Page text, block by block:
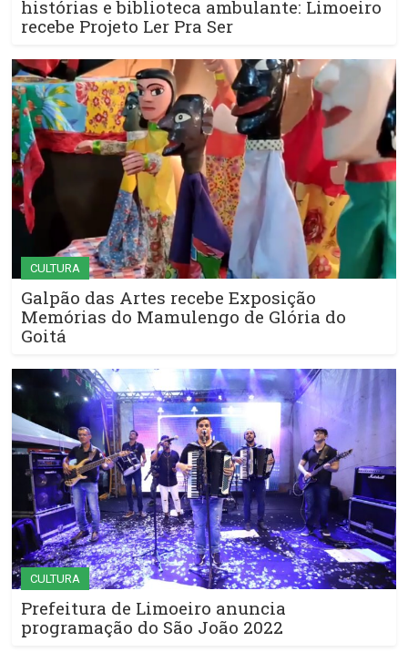
histórias e biblioteca ambulante: Limoeiro
recebe Projeto Ler Pra Ser
CULTURA
Galpão das Artes recebe Exposição
Memórias do Mamulengo de Glória do
Goitá
CULTURA
Prefeitura de Limoeiro anuncia
programação do São João 2022